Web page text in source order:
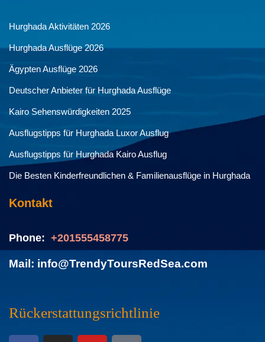
Hurghada Aktivitäten 2026
Hurghada Ausflüge 2026
Ägypten Ausflüge 2026
Deutscher Anbieter für Hurghada Ausflüge
Kairo Sehenswürdigkeiten 2025
Ausflugstipps für Hurghada Luxor Ausflug
Ausflugstipps für Hurghada Kairo Ausflug
Die Besten Kinderfreundlichen & Familienausflüge in Hurghada
Kontakt
Phone: +201555458775
Mail: info@TrendyToursRedSea.com
Rückerstattungsrichtlinie